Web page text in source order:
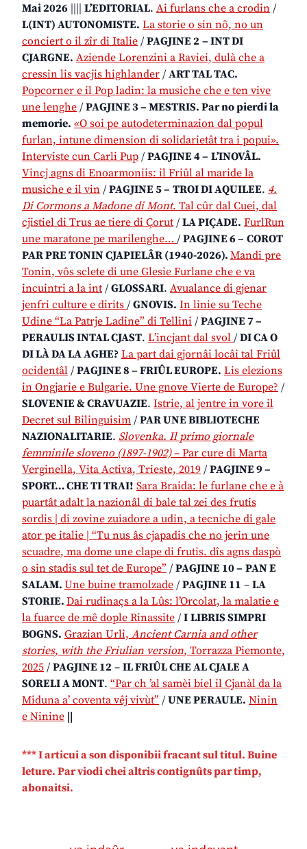
Mai 2026 |||| L’EDITORIAL. Ai furlans che a crodin /
L(INT) AUTONOMISTE. La storie o sin nô, no un
conciert o il zîr di Italie / PAGJINE 2 – INT DI
CJARGNE. Aziende Lorenzini a Raviei, dulà che a
cressin lis vacjis highlander / ART TAL TAC.
Popcorner e il Pop ladin: la musiche che e ten vive
une lenghe / PAGJINE 3 – MESTRIS. Par no pierdi la
memorie. «O soi pe autodeterminazion dal popul
furlan, intune dimension di solidarietât tra i popui».
Interviste cun Carli Pup / PAGJINE 4 – L’INOVÂL.
Vincj agns di Enoarmoniis: il Friûl al maride la
musiche e il vin / PAGJINE 5 – TROI DI AQUILEE. 4.
Di Cormons a Madone di Mont. Tal cûr dal Cuei, dal
cjistiel di Trus ae tiere di Çorut / LA PIÇADE. FurlRun
une maratone pe marilenghe… / PAGJINE 6 – COROT
PAR PRE TONIN CJAPIELÂR (1940-2026). Mandi pre
Tonin, vôs sclete di une Glesie Furlane che e va
incuintri a la int / GLOSSARI. Avualance di gjenar
jenfri culture e dirits / GNOVIS. In linie su Teche
Udine “La Patrje Ladine” di Tellini / PAGJINE 7 –
PERAULIS INTAL CJAST. L’incjant dal svol / DI CA O
DI LÀ DA LA AGHE? La part dai gjornâi locâi tal Friûl
ocidentâl / PAGJINE 8 – FRIÛL EUROPE. Lis elezions
in Ongjarie e Bulgarie. Une gnove Vierte de Europe? /
SLOVENIE & CRAVUAZIE. Istrie, al jentre in vore il
Decret sul Bilinguisim / PAR UNE BIBLIOTECHE
NAZIONALITARIE. Slovenka. Il primo giornale
femminile sloveno (1897-1902)– Par cure di Marta
Verginella, Vita Activa, Trieste, 2019 / PAGJINE 9 –
SPORT… CHE TI TRAI! Sara Braida: le furlane che e à
puartât adalt la nazionâl di bale tal zei des frutis
sordis | di zovine zuiadore a udin, a tecniche di gale
ator pe italie | “Tu nus âs cjapadis che no jerin une
scuadre, ma dome une clape di frutis. dîs agns daspò
o sin stadis sul tet de Europe” / PAGJINE 10 – PAN E
SALAM. Une buine tramolzade / PAGJINE 11 – LA
STORIE. Dai rudinaçs a la Lûs: l’Orcolat, la malatie e
la fuarce de mê dople Rinassite / I LIBRIS SIMPRI
BOGNS. Grazian Urli, Ancient Carnia and other
stories, with the Friulian version, Torrazza Piemonte,
2025 / PAGJINE 12 – IL FRIÛL CHE AL CJALE A
SORELI A MONT. “Par ch ’al samèi biel il Cjanàl da la
Miduna a’ coventa vêj vivùt” / UNE PERAULE. Ninin
e Ninine ||
*** I articui a son disponibii fracant sul titul. Buine
leture. Par viodi chei altris contignûts par timp,
abonaitsi.